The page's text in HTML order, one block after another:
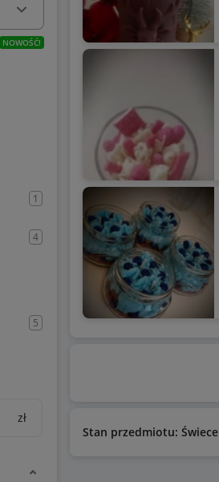
NOWOŚĆ!
1
4
5
zł
Stan przedmiotu: Świece